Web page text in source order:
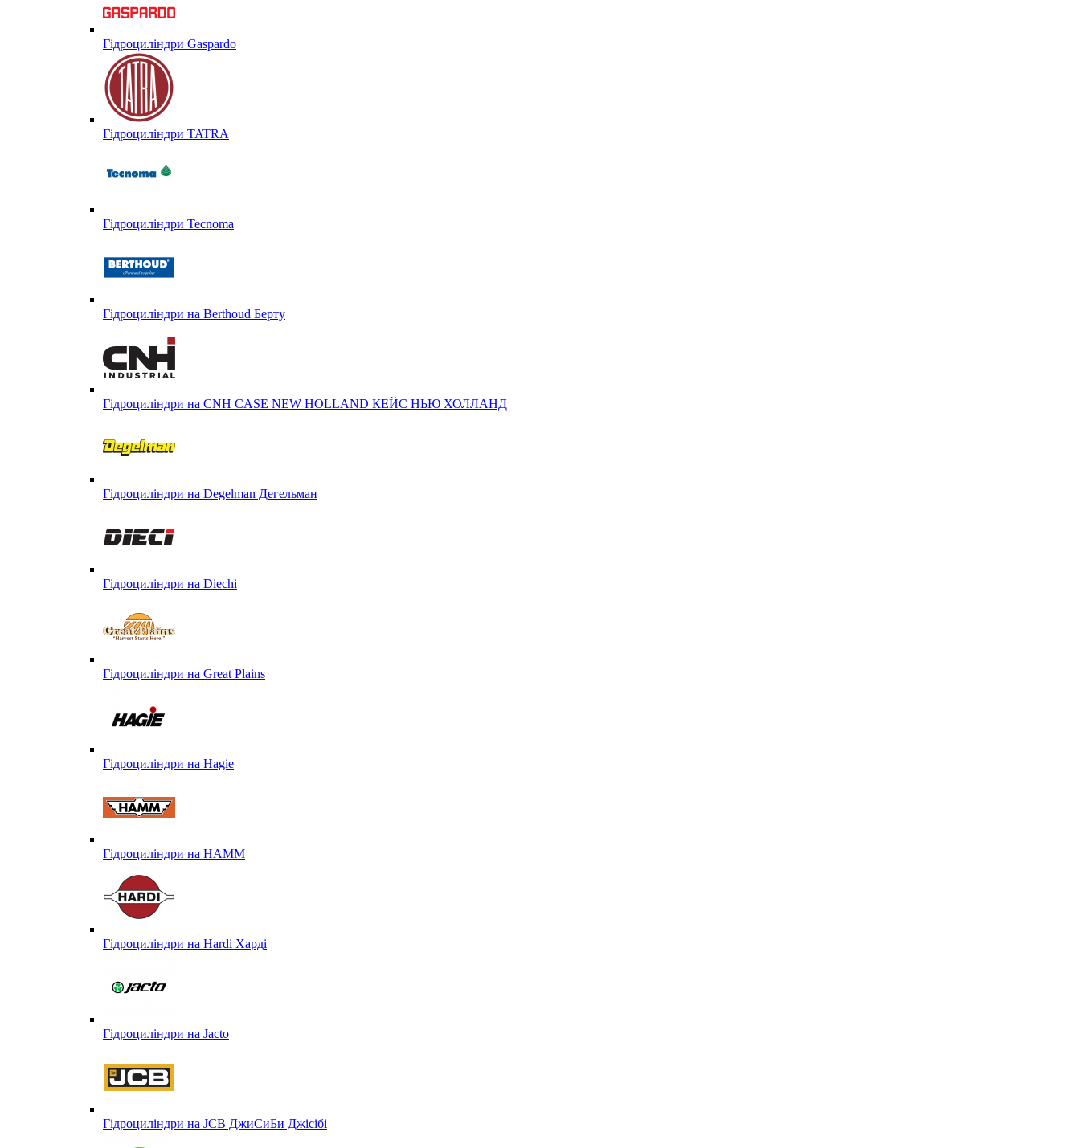
Гідроциліндри Gaspardo
Гідроциліндри TATRA
Гідроциліндри Tecnoma
Гідроциліндри на Berthoud Берту
Гідроциліндри на CNH CASE NEW HOLLAND КЕЙС НЬЮ ХОЛЛАНД
Гідроциліндри на Degelman Дегельман
Гідроциліндри на Diechi
Гідроциліндри на Great Plains
Гідроциліндри на Hagie
Гідроциліндри на HAMM
Гідроциліндри на Hardi Харді
Гідроциліндри на Jacto
Гідроциліндри на JCB ДжиСиБи Джісібі